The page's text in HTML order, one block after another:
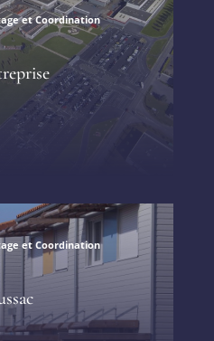
et Coordination
et Coordination